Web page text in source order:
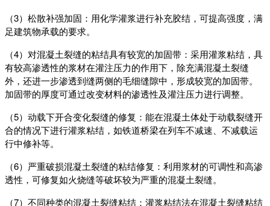
（3）松散补强加固：用化学灌浆进行补充胶结，可提高强度，满
足建筑物承载的要求。
（4）对混凝土裂缝的粘结具有较宽的加固带：采用灌浆粘结，具
有较高渗透性的浆材在灌注压力的作用下，除充满混凝土裂缝
外，还进一步渗透到缝两侧的毛细缝隙中，形成较宽的加固带。
加固带的厚度可通过改变材料的渗透性及灌注压力进行调整。
（5）动载下开合变化裂缝的修复：能在混凝土体处于动载裂缝开
合的情况下进行灌浆粘结，如铁道桥梁在列车不减速、不减载运
行中修补等。
（6）严重破损混凝土裂缝的粘结修复：利用浆材的可调性和高渗
透性，可修复如火烧缝等破坏较为严重的混凝土裂缝。
（7）不同种类的混凝土裂缝粘结：灌浆粘结法在混凝土裂缝粘结